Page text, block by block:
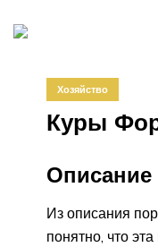
Хозяйство
Куры
Описание
Из описания
понятно, что